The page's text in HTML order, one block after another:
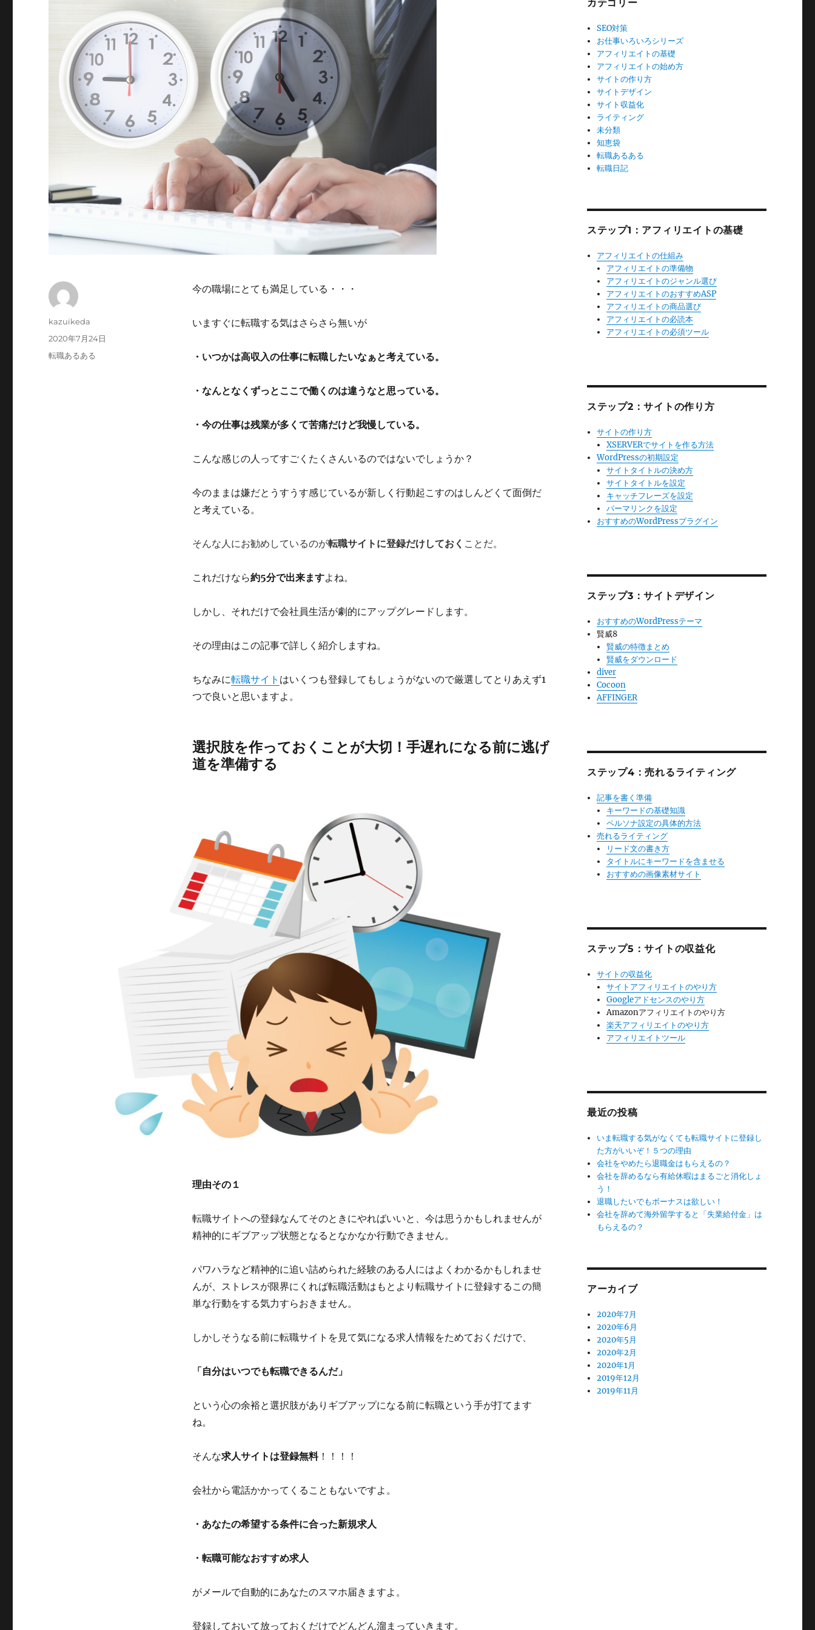
今の職場にとても満足している・・・
いますぐに転職する気はさらさら無いが
・いつかは高収入の仕事に転職したいなぁと考えている。
・なんとなくずっとここで働くのは違うなと思っている。
・今の仕事は残業が多くて苦痛だけど我慢している。
こんな感じの人ってすごくたくさんいるのではないでしょうか？
今のままは嫌だとうすうす感じているが新しく行動起こすのはしんどくて面倒だ
と考えている。
そんな人にお勧めしているのが転職サイトに登録だけしておく ことだ。
これだけなら約5分で出来ますよね。
しかし、それだけで会社員生活が劇的にアップグレードします。
その理由はこの記事で詳しく紹介しますね。
ちなみに転職サイト はいくつも登録してもしょうがないので厳選してとりあえず1
つで良いと思いますよ。
選択肢を作っておくことが大切！手遅れになる前に逃げ
道を準備する
理由その１
転職サイトへの登録なんてそのときにやればいいと、今は思うかもしれませんが
精神的にギブアップ状態となるとなかなか行動できません。
パワハラなど精神的に追い詰められた経験のある人にはよくわかるかもしれませ
んが、ストレスが限界にくれば転職活動はもとより転職サイトに登録するこの簡
単な行動をする気力すらおきません。
しかしそうなる前に転職サイトを見て気になる求人情報をためておくだけで、
「自分はいつでも転職できるんだ」
という心の余裕と選択肢がありギブアップになる前に転職という手が打てます
ね。
そんな求人サイトは登録無料！！！！
会社から電話かかってくることもないですよ。
・あなたの希望する条件に合った新規求人
・転職可能なおすすめ求人
がメールで自動的にあなたのスマホ届きますよ。
登録しておいて放っておくだけでどんどん溜まっていきます。
投
kazuikeda
投
稿
2020年7月24日
カ
転職あるある
カテゴリー
SEO対策
お仕事いろいろシリーズ
アフィリエイトの基礎
アフィリエイトの始め方
サイトの作り方
サイトデザイン
サイト収益化
ライティング
未分類
知恵袋
転職あるある
転職日記
ステップ1：アフィリエイトの基礎
アフィリエイトの仕組み
アフィリエイトの準備物
アフィリエイトのジャンル選び
アフィリエイトのおすすめASP
アフィリエイトの商品選び
アフィリエイトの必読本
アフィリエイトの必須ツール
ステップ2：サイトの作り方
サイトの作り方
XSERVERでサイトを作る方法
WordPressの初期設定
サイトタイトルの決め方
サイトタイトルを設定
キャッチフレーズを設定
パーマリンクを設定
おすすめのWordPressプラグイン
ステップ3：サイトデザイン
おすすめのWordPressテーマ
賢威8
賢威の特徴まとめ
賢威をダウンロード
diver
Cocoon
AFFINGER
ステップ4：売れるライティング
記事を書く準備
キーワードの基礎知識
ペルソナ設定の具体的方法
売れるライティング
リード文の書き方
タイトルにキーワードを含ませる
おすすめの画像素材サイト
ステップ5：サイトの収益化
サイトの収益化
サイトアフィリエイトのやり方
Googleアドセンスのやり方
Amazonアフィリエイトのやり方
楽天アフィリエイトのやり方
アフィリエイトツール
最近の投稿
いま転職する気がなくても転職サイトに登録し
た方がいいぞ！５つの理由
会社をやめたら退職金はもらえるの？
会社を辞めるなら有給休暇はまるごと消化しょ
う！
退職したいでもボーナスは欲しい！
会社を辞めて海外留学すると「失業給付金」は
もらえるの？
アーカイブ
2020年7月
2020年6月
2020年5月
2020年2月
2020年1月
2019年12月
2019年11月